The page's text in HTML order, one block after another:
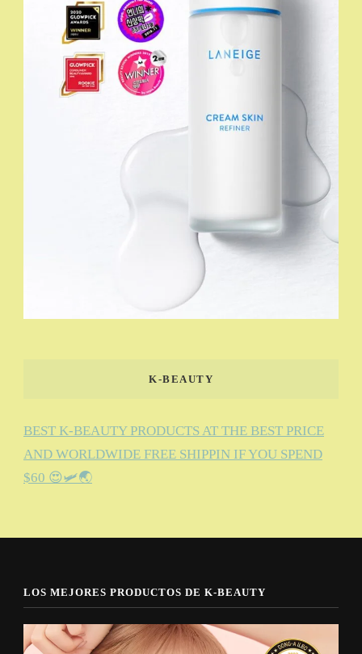
K-BEAUTY
BEST K-BEAUTY PRODUCTS AT THE BEST PRICE
AND WORLDWIDE FREE SHIPPIN IF YOU SPEND
$60 😍🛩️🌏
LOS MEJORES PRODUCTOS DE K-BEAUTY